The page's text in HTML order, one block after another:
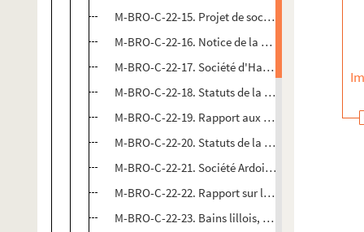
M-BRO-C-22-15. Projet de société en
M-BRO-C-22-16. Notice de la société anonyme
M-BRO-C-22-17. Société d'Hardelot, par Pont-
M-BRO-C-22-18. Statuts de la société d'étude et
M-BRO-C-22-19. Rapport aux souscripteurs de la
M-BRO-C-22-20. Statuts de la Compagnie
M-BRO-C-22-21. Société Ardoisière du Charnois
M-BRO-C-22-22. Rapport sur les Ardoisières du
M-BRO-C-22-23. Bains lillois, boulevard Papin,